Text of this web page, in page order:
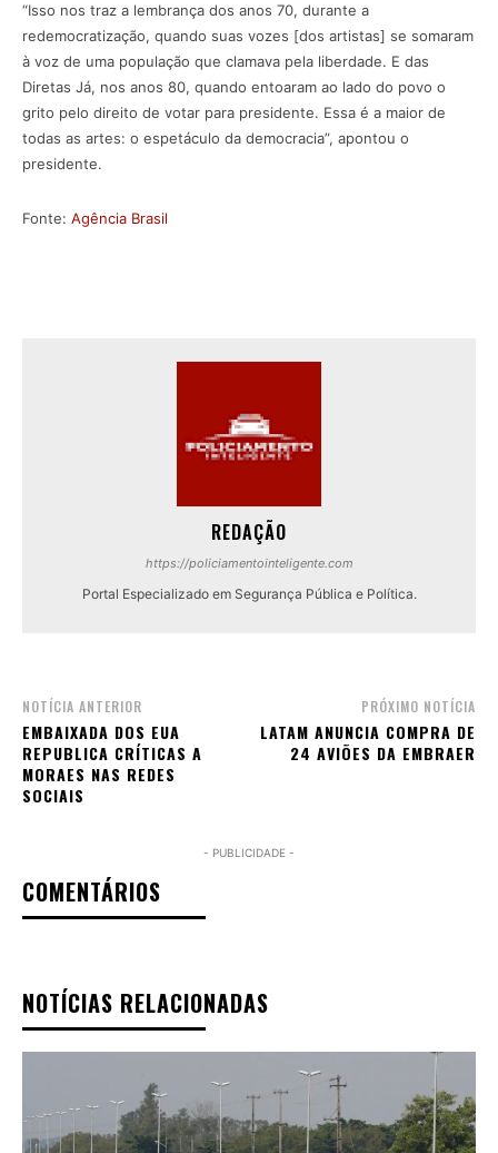
“Isso nos traz a lembrança dos anos 70, durante a
redemocratização, quando suas vozes [dos artistas] se somaram
à voz de uma população que clamava pela liberdade. E das
Diretas Já, nos anos 80, quando entoaram ao lado do povo o
grito pelo direito de votar para presidente. Essa é a maior de
todas as artes: o espetáculo da democracia”, apontou o
presidente.
Fonte: Agência Brasil
REDAÇÃO
https://policiamentointeligente.com
Portal Especializado em Segurança Pública e Política.
NOTÍCIA ANTERIOR
EMBAIXADA DOS EUA
REPUBLICA CRÍTICAS A
MORAES NAS REDES
SOCIAIS
PRÓXIMO NOTÍCIA
LATAM ANUNCIA COMPRA DE
24 AVIÕES DA EMBRAER
- PUBLICIDADE -
COMENTÁRIOS
NOTÍCIAS RELACIONADAS